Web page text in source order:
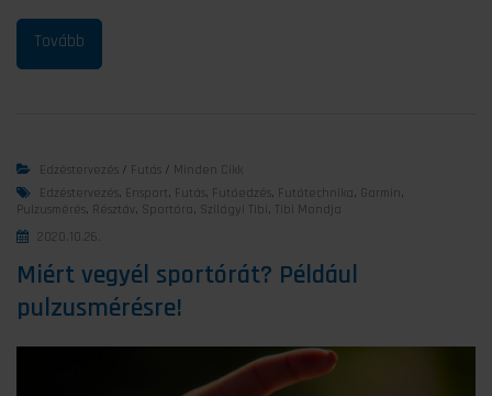
Edzéstervezés / Futás / Minden Cikk
Edzéstervezés, Ensport , Futás, Futóedzés, Futótechnika, Garmin ,
Pulzusmérés, Résztáv , Sportóra, Szilágyi Tibi, Tibi Mondja
2020.10.26.
Miért vegyél sportórát? Például
pulzusmérésre!